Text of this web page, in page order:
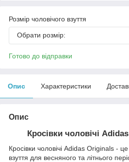
Розмір чоловічого взуття
Обрати розмір:
Готово до відправки
Опис Характеристики
Опис
Кросівки чоловічі
Кросівки чоловічі Adidas Originals -
взуття для весняного та літнього